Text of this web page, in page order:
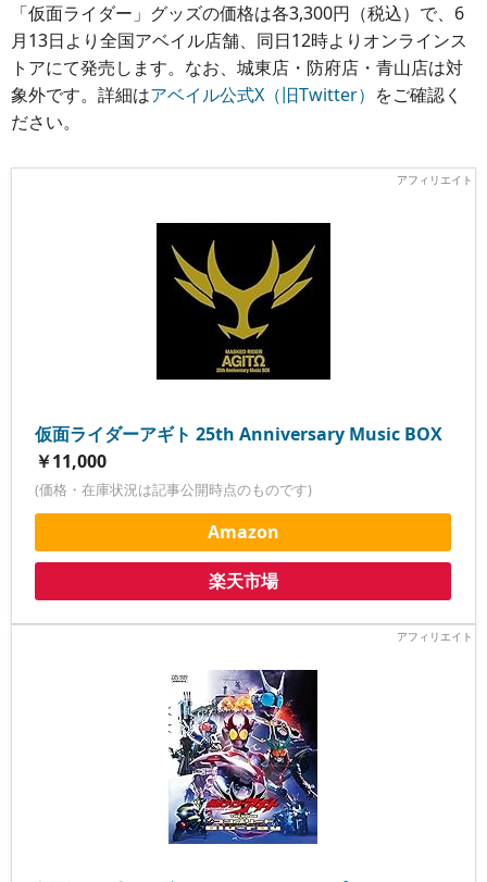
「仮面ライダー」グッズの価格は各3,300円（税込）で、6
月13日より全国アベイル店舗、同日12時よりオンラインス
トアにて発売します。なお、城東店・防府店・青山店は対
象外です。詳細はアベイル公式X（旧Twitter） をご確認く
ださい。
仮面ライダーアギト 25th Anniversary Music BOX
￥11,000
(価格・在庫状況は記事公開時点のものです)
Amazon
楽天市場